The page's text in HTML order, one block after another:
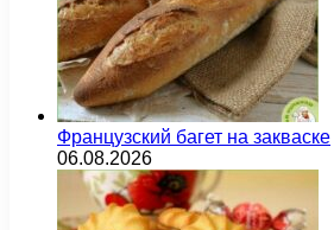
Французский багет на закваске
06.08.2026